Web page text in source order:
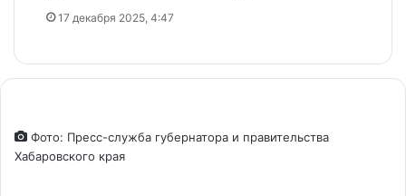
17 декабря 2025, 4:47
Фото: Пресс-служба губернатора и правительства
Хабаровского края